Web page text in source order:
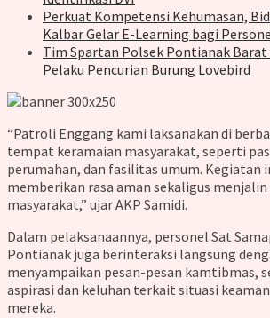
Perkuat Kompetensi Kehumasan,
Kalbar Gelar E-Learning bagi
Tim Spartan Polsek Pontianak Barat
Pelaku Pencurian Burung Lovebird
“Patroli Enggang kami laksanakan di
tempat keramaian masyarakat, seperti
perumahan, dan fasilitas umum. Kegiatan
memberikan rasa aman sekaligus
masyarakat,” ujar AKP Samidi.
Dalam pelaksanaannya, personel Sat
Pontianak juga berinteraksi langsung
menyampaikan pesan-pesan kamtibmas,
aspirasi dan keluhan terkait situasi
mereka.